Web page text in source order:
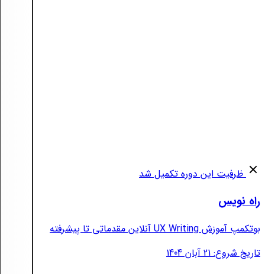
ظرفیت این دوره تکمیل شد
راه نویس
بوتکمپ آموزش UX Writing آنلاین مقدماتی تا پیشرفته
تاریخ شروع: 21 آبان 1404